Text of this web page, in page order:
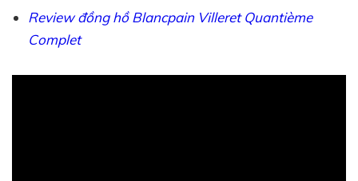
Review đồng hồ Blancpain Villeret Quantième
Complet